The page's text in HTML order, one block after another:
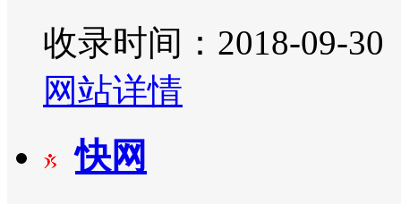
收录时间：2018-09-30
网站详情
快网